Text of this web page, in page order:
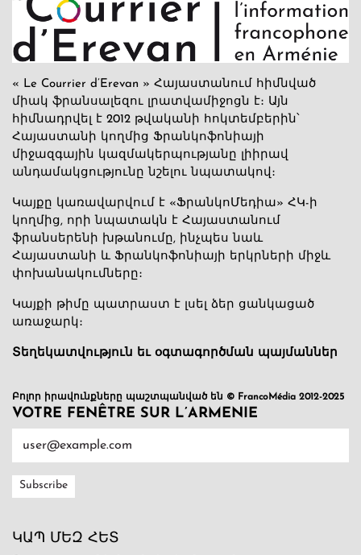
« Le Courrier d’Erevan » Հայաստանում հիմնված
միակ ֆրանսալեզու լրատվամիջոցն է։ Այն
հիմնադրվել է 2012 թվականի հոկտեմբերին՝
Հայաստանի կողմից Ֆրանկոֆոնիայի
միջազգային կազմակերպությանը լիիրավ
անդամակցությունը նշելու նպատակով։
Կայքը կառավարվում է «ՖրանկոՄեդիա» ՀԿ-ի
կողմից, որի նպատակն է Հայաստանում
ֆրանսերենի խթանումը, ինչպես նաև
Հայաստանի և Ֆրանկոֆոնիայի երկրների միջև
փոխանակումները։
Կայքի թիմը պատրաստ է լսել ձեր ցանկացած
առաջարկ։
Տեղեկատվություն եւ օգտագործման պայմաններ
Բոլոր իրավունքները պաշտպանված են © FrancoMédia 2012-2025
VOTRE FENÊTRE SUR L’ARMENIE
ԿԱՊ ՄԵԶ ՀԵՏ